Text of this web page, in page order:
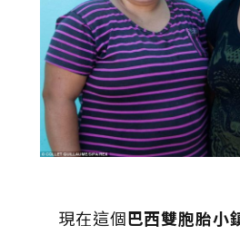
現在這個巴西雙胞胎小